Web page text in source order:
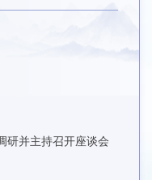
研并主持召开座谈会